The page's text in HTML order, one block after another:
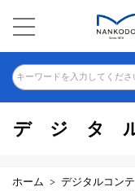
キーワードを入力してくださ
デジタ
ホーム デジタルコン